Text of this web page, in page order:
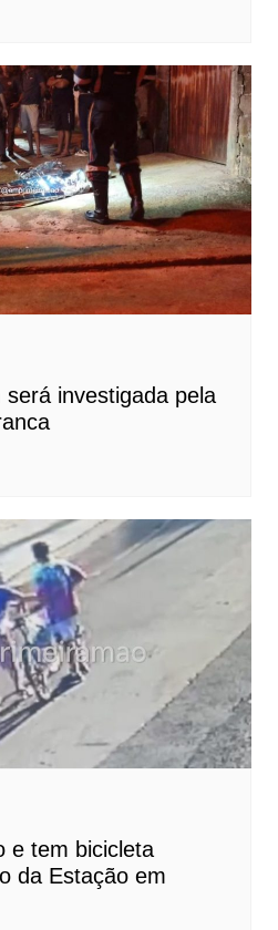
investigada pela
e tem bicicleta
da Estação em